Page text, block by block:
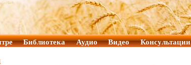
Библиотека Аудио Видео Консультации